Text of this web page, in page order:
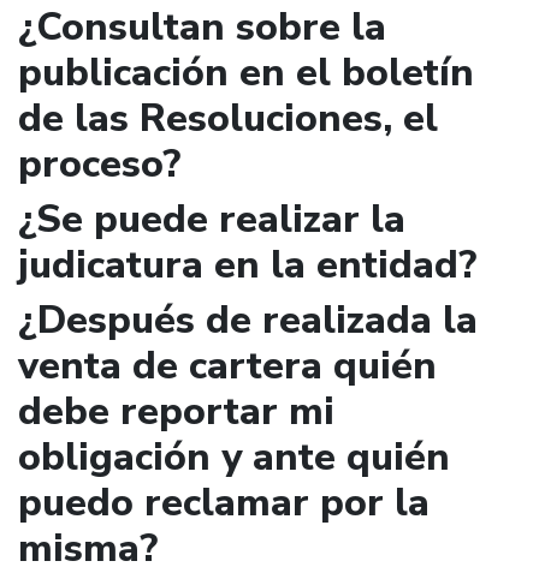
¿Consultan sobre la
publicación en el boletín
de las Resoluciones, el
proceso?
¿Se puede realizar la
judicatura en la entidad?
¿Después de realizada la
venta de cartera quién
debe reportar mi
obligación y ante quién
puedo reclamar por la
misma?